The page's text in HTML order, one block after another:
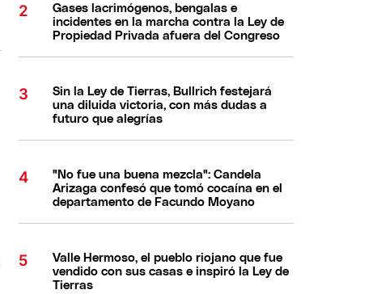
Gases lacrimógenos, bengalas e
incidentes en la marcha contra la Ley de
Propiedad Privada afuera del Congreso
Sin la Ley de Tierras, Bullrich festejará
una diluida victoria, con más dudas a
futuro que alegrías
"No fue una buena mezcla": Candela
Arizaga confesó que tomó cocaína en el
departamento de Facundo Moyano
Valle Hermoso, el pueblo riojano que fue
vendido con sus casas e inspiró la Ley de
Tierras